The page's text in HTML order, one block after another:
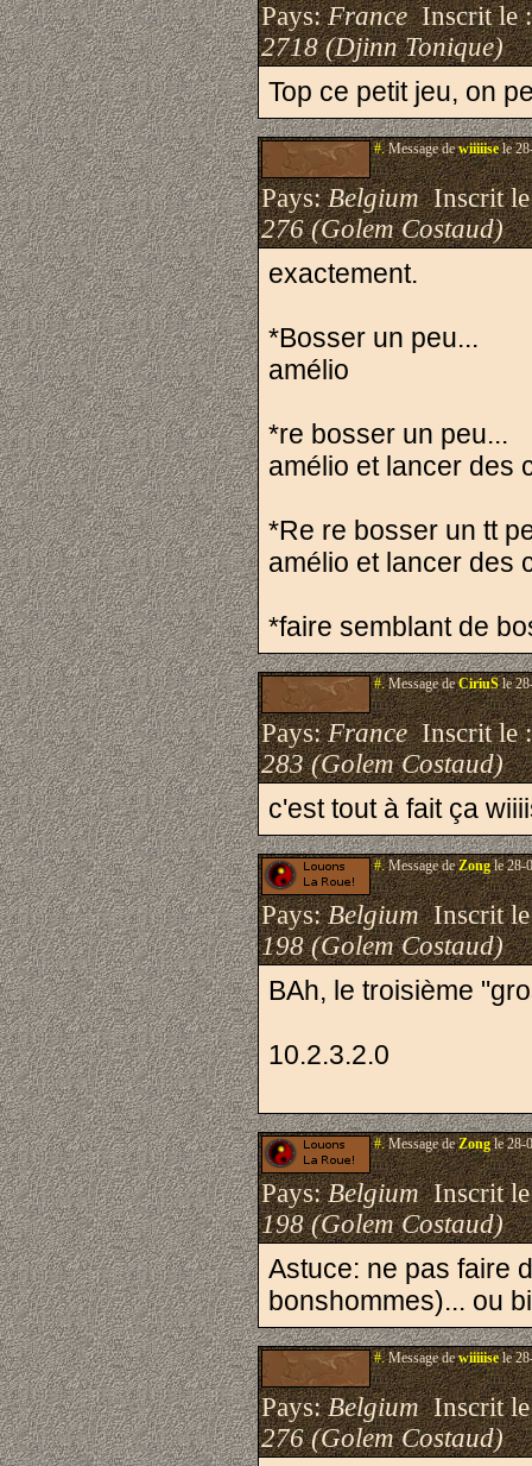
Pays:FranceInscrit le
2718 (Djinn Tonique)
Top ce petit jeu, on
#.Message dewiiiiisele
Pays:BelgiumInscrit
276 (Golem Costaud)
exactement.
*Bosser un peu...
amélio
*re bosser un peu...
amélio et lancer des
*Re re bosser un tt
amélio et lancer des
*faire semblant de
#.Message deCiriuSle
Pays:FranceInscrit le
283 (Golem Costaud)
c'est tout à fait ça
#.Message deZongle 28-
Pays:BelgiumInscrit
198 (Golem Costaud)
BAh, le troisième
10.2.3.2.0
#.Message deZongle 28-
Pays:BelgiumInscrit
198 (Golem Costaud)
Astuce: ne pas faire
bonshommes)... ou
#.Message dewiiiiisele
Pays:BelgiumInscrit
276 (Golem Costaud)